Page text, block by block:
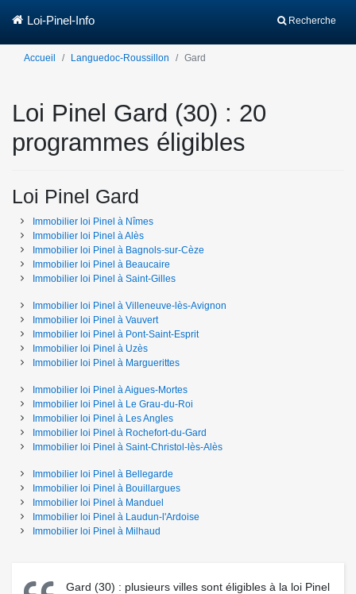
Recherche
Loi-Pinel-Info
Accueil Languedoc-Roussillon Gard
Loi Pinel Gard (30) : 20
programmes éligibles
Loi Pinel Gard
Immobilier loi Pinel à Nîmes
Immobilier loi Pinel àAlès
Immobilier loi Pinel à Bagnols-sur-Cèze
Immobilier loi Pinel à Beaucaire
Immobilier loi Pinel à Saint-Gilles
Immobilier loi Pinel à Villeneuve-lès-Avignon
Immobilier loi Pinel à Vauvert
Immobilier loi Pinel à Pont-Saint-Esprit
Immobilier loi Pinel à Uzès
Immobilier loi Pinel à Marguerittes
Immobilier loi Pinel àAigues-Mortes
Immobilier loi Pinel à Le Grau-du-Roi
Immobilier loi Pinel à Les Angles
Immobilier loi Pinel à Rochefort-du-Gard
Immobilier loi Pinel à Saint-Christol-lès-Alès
Immobilier loi Pinel à Bellegarde
Immobilier loi Pinel à Bouillargues
Immobilier loi Pinel à Manduel
Immobilier loi Pinel à Laudun-l'Ardoise
Immobilier loi Pinel à Milhaud
Gard (30) : plusieurs villes sont éligibles à la loi Pinel